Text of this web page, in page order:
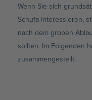
Wenn Sie sich
Schufa interessieren,
nach dem groben
sollten. Im Folgenden
zusammengestellt.